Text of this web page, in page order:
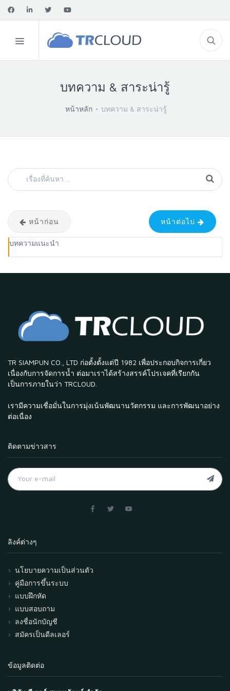
บทความ & สาระน่ารู้
หน้าหลัก บทความ & สาระน่ารู้
หน้าก่อน หน้าต่อไป
บทความแนะนำ
TR SIAMPUN CO., LTD ก่อตั้งตั้งแต่ปี 1982 เพื่อประกอบกิจการเกี่ยว
เนื่องกับการจัดการน้ำ ต่อมาเราได้สร้างสรรค์โปรเจคที่เรียกกัน
เป็นการภายในว่า TRCLOUD.
เรามีความเชื่อมั่นในการมุ่งเน้นพัฒนานวัตกรรม และการพัฒนาอย่าง
ต่อเนื่อง
ติดตามข่าวสาร
ลิงค์ต่างๆ
นโยบายความเป็นส่วนตัว
คู่มือการขึ้นระบบ
แบบฝึกหัด
แบบสอบถาม
ลงชื่อนักบัญชี
สมัครเป็นดีลเลอร์
ข้อมูลติดต่อ